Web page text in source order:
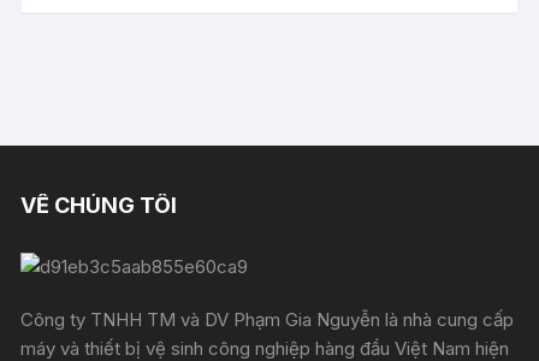
VỀ CHÚNG TÔI
Công ty TNHH TM và DV Phạm Gia Nguyễn là nhà cung cấp
máy và thiết bị vệ sinh công nghiệp hàng đầu Việt Nam hiện